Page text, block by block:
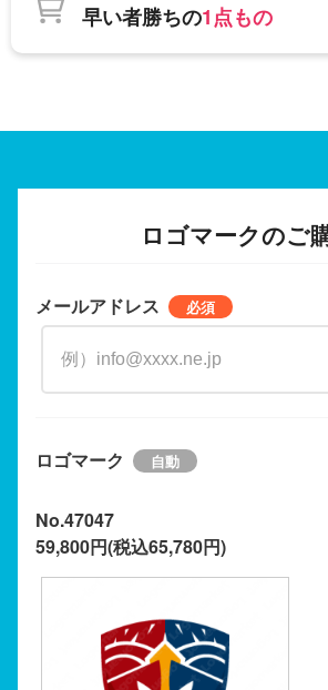
早い者勝ちの1点もの
ロゴマークのご
メールアドレス
ロゴマーク
No.47047
59,800円(税込65,780円)